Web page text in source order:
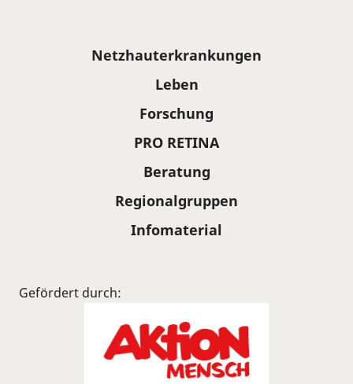
Netzhauterkrankungen
Leben
Forschung
PRO RETINA
Beratung
Regionalgruppen
Infomaterial
Gefördert durch: